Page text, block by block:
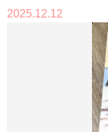
2025.12.12